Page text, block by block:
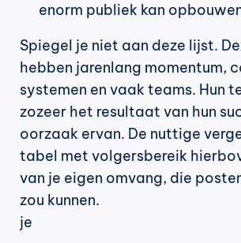
enorm publiek kan
Spiegel je niet aan deze lijst.
hebben jarenlang momentum,
systemen en vaak teams. Hun
zozeer het resultaat van hun
oorzaak ervan. De nuttige
tabel met volgersbereik
van je eigen omvang, die
zou kunnen.
je